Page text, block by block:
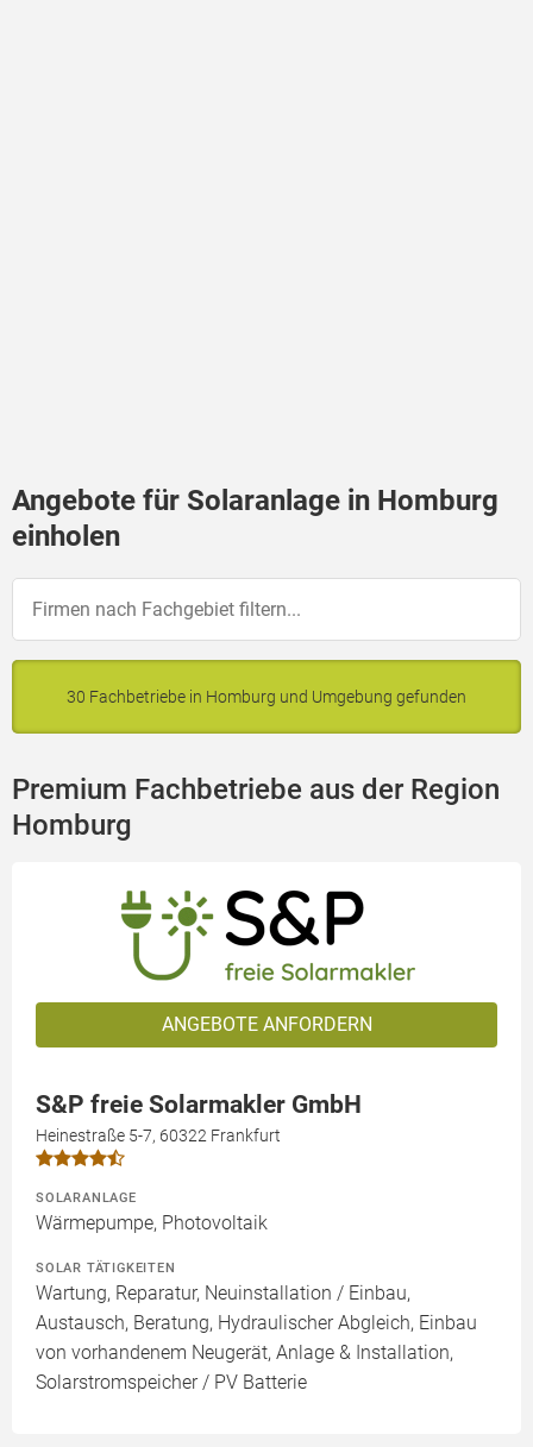
Angebote für Solaranlage in Homburg
einholen
30 Fachbetriebe in Homburg und Umgebung gefunden
Premium Fachbetriebe aus der Region
Homburg
ANGEBOTE ANFORDERN
S&P freie Solarmakler GmbH
Heinestraße 5-7, 60322 Frankfurt
SOLARANLAGE
Wärmepumpe, Photovoltaik
SOLAR TÄTIGKEITEN
Wartung, Reparatur, Neuinstallation / Einbau,
Austausch, Beratung, Hydraulischer Abgleich, Einbau
von vorhandenem Neugerät, Anlage & Installation,
Solarstromspeicher / PV Batterie